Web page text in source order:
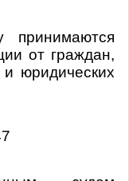
принимаются
от граждан,
юридических